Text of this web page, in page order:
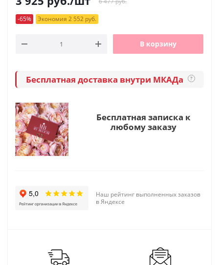
-65% Экономия 2 552 руб.
В корзину
Бесплатная доставка внутри МКАДа ?
Бесплатная записка к
любому заказу
Наш рейтинг выполненных заказов
в Яндексе